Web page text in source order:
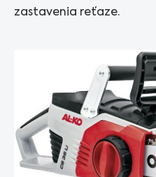
zastavenia reťaze.